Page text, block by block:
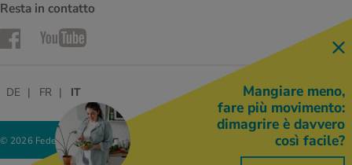
Resta in contatto
FacebookYouTube
© 2026 Federazione delle cooperative Migros
DE FR IT
Mangiare meno,
fare più movimento:
dimagrire è davvero
così facile?